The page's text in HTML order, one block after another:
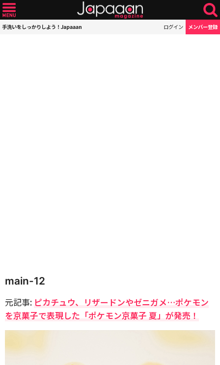
手洗いをしっかりしよう！Japaaan ログイン メンバー登録
main-12
元記事: ピカチュウ、リザードンやゼニガメ…ポケモン
を京菓子で表現した「ポケモン京菓子 夏」が発売！